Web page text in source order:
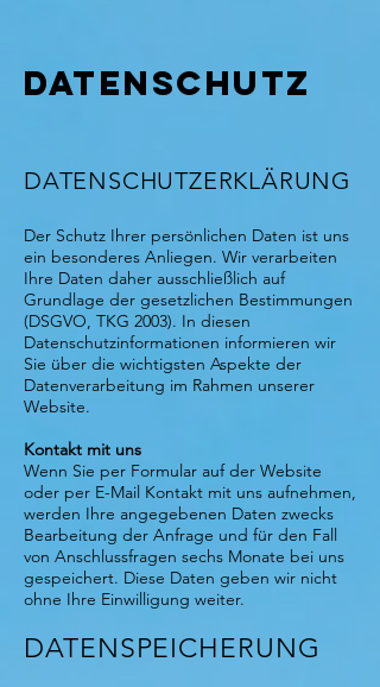
DATENSCHUTZ
DATENSCHUTZERKLÄRUNG
Der Schutz Ihrer persönlichen Daten ist uns
ein besonderes Anliegen. Wir verarbeiten
Ihre Daten daher ausschließlich auf
Grundlage der gesetzlichen Bestimmungen
(DSGVO, TKG 2003). In diesen
Datenschutzinformationen informieren wir
Sie über die wichtigsten Aspekte der
Datenverarbeitung im Rahmen unserer
Website.
Kontakt mit uns
Wenn Sie per Formular auf der Website
oder per E-Mail Kontakt mit uns aufnehmen,
werden Ihre angegebenen Daten zwecks
Bearbeitung der Anfrage und für den Fall
von Anschlussfragen sechs Monate bei uns
gespeichert. Diese Daten geben wir nicht
ohne Ihre Einwilligung weiter.
DATENSPEICHERUNG